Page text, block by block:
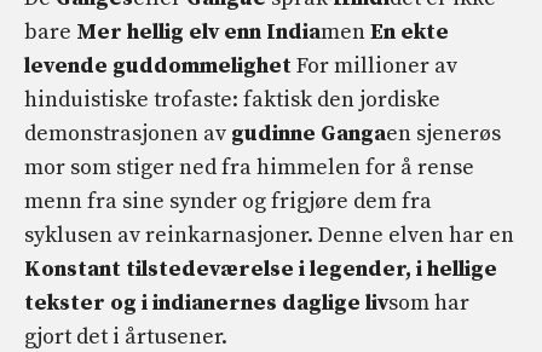
bare Mer hellig elv enn IndiamenEn ekte
levende guddommelighetFor millioner av
hinduistiske trofaste: faktisk den jordiske
demonstrasjonen av gudinne Gangaen sjenerøs
mor som stiger ned fra himmelen for å rense
menn fra sine synder og frigjøre dem fra
syklusen av reinkarnasjoner. Denne elven har en
Konstant tilstedeværelse i legender, i hellige
tekster og i indianernes daglige livsom har
gjort det i årtusener.